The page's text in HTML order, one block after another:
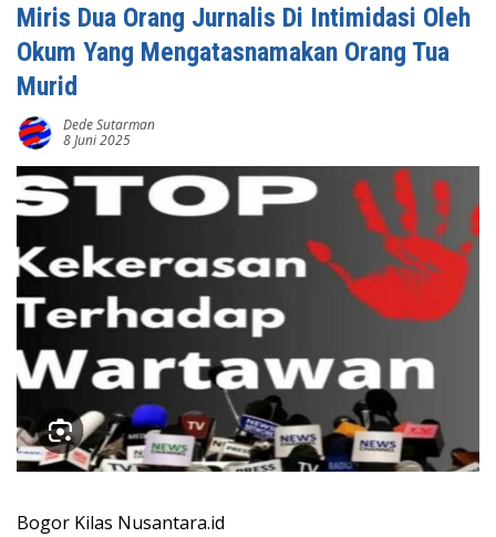
Miris Dua Orang Jurnalis Di Intimidasi Oleh
Okum Yang Mengatasnamakan Orang Tua
Murid
Dede Sutarman
8 Juni 2025
Bogor Kilas Nusantara.id